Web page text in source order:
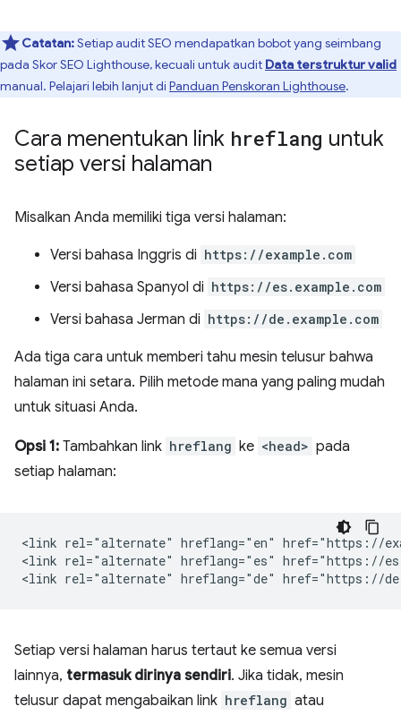
Catatan:Setiap audit SEO mendapatkan bobot yang seimbang
pada Skor SEO Lighthouse, kecuali untuk audit Data terstruktur valid
manual. Pelajari lebih lanjut di Panduan Penskoran Lighthouse.
Cara menentukan link hreflang untuk
setiap versi halaman
Misalkan Anda memiliki tiga versi halaman:
Versi bahasa Inggris di https://example.com
Versi bahasa Spanyol di https://es.example.com
Versi bahasa Jerman di https://de.example.com
Ada tiga cara untuk memberi tahu mesin telusur bahwa
halaman ini setara. Pilih metode mana yang paling mudah
untuk situasi Anda.
Opsi 1: Tambahkan link hreflang ke <head> pada
setiap halaman:
<link rel="alternate" hreflang="en" href="https://
<link rel="alternate" hreflang="es" href="https://
Setiap versi halaman harus tertaut ke semua versi
lainnya, termasuk dirinya sendiri. Jika tidak, mesin
telusur dapat mengabaikan link hreflang atau